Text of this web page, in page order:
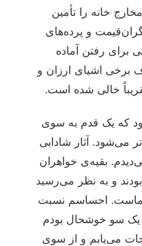
خانه را تأمین
و پرده‌های
برای رفتن آماده
اشیای ارزان و
خالی شده است.
که یک قدم به سوی
آثار شادابی
بقیه‌ی خواهران
بودند و به نظر می‌رسید
ماست. احساسم نسبت
یک سو خوشحال بودم
می‌یابم و از سوی